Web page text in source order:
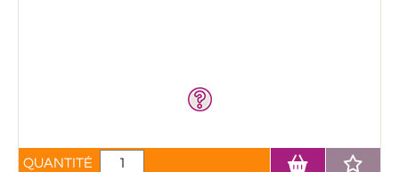
QUANTITÉ